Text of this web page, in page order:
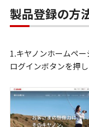
製品登録の方
1.キヤノンホームペ
ログインボタンを押